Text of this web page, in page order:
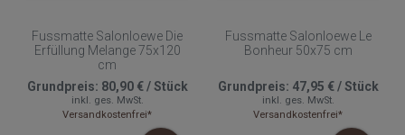
Fussmatte Salonloewe Die
Erfüllung Melange 75x120
cm
Grundpreis: 80,90 €/Stück
inkl. ges. MwSt.
Versandkostenfrei*
Fussmatte Salonloewe Le
Bonheur 50x75 cm
Grundpreis: 47,95 €/Stück
inkl. ges. MwSt.
Versandkostenfrei*